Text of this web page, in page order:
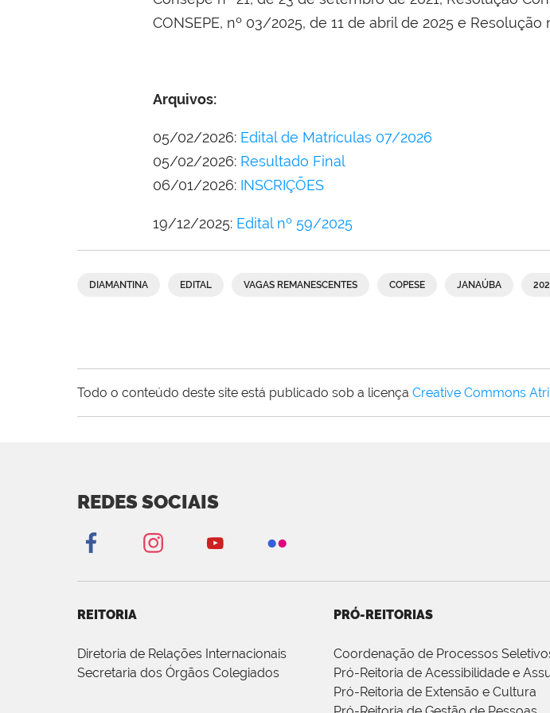
CONSEPE, nº 03/2025, de 11 de abril de 2025 e Resolução
Arquivos:
05/02/2026: Edital de Matrículas 07/2026
05/02/2026: Resultado Final
06/01/2026: INSCRIÇÕES
19/12/2025: Edital nº 59/2025
DIAMANTINA EDITAL VAGAS REMANESCENTES COPESE JANAÚBA
Todo o conteúdo deste site está publicado sob a licença Creative Commons
REDES SOCIAIS
REITORIA
Diretoria de Relações Internacionais
Secretaria dos Órgãos Colegiados
PRÓ-REITORIAS
Coordenação de Processos
Pró-Reitoria de Acessibilidade e
Pró-Reitoria de Extensão e Cultura